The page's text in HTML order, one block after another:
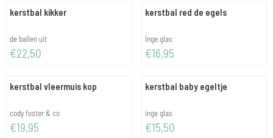
kerstbal kikker
Merk:
de ballen uit
Prijs: 22,50
€22,50
kerstbal red de egels
Merk:
inge glas
Prijs: 16,95
€16,95
kerstbal vleermuis kop
Merk:
cody foster & co
Prijs: 19,95
€19,95
kerstbal baby egeltje
Merk:
inge glas
Prijs: 15,50
€15,50